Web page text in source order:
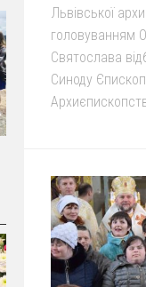
Львівської
головуванням
Святослава
Синоду